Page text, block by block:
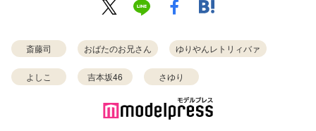
斎藤司 おばたのお兄さん ゆりやんレトリィバァ
よしこ 吉本坂46 さゆり